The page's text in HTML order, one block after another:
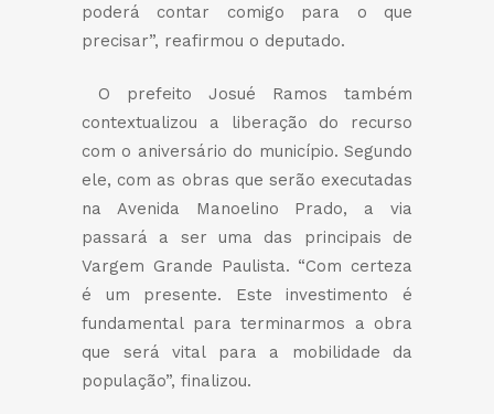
poderá contar comigo para o que
precisar”, reafirmou o deputado.
O prefeito Josué Ramos também
contextualizou a liberação do recurso
com o aniversário do município. Segundo
ele, com as obras que serão executadas
na Avenida Manoelino Prado, a via
passará a ser uma das principais de
Vargem Grande Paulista. “Com certeza
é um presente. Este investimento é
fundamental para terminarmos a obra
que será vital para a mobilidade da
população”, finalizou.